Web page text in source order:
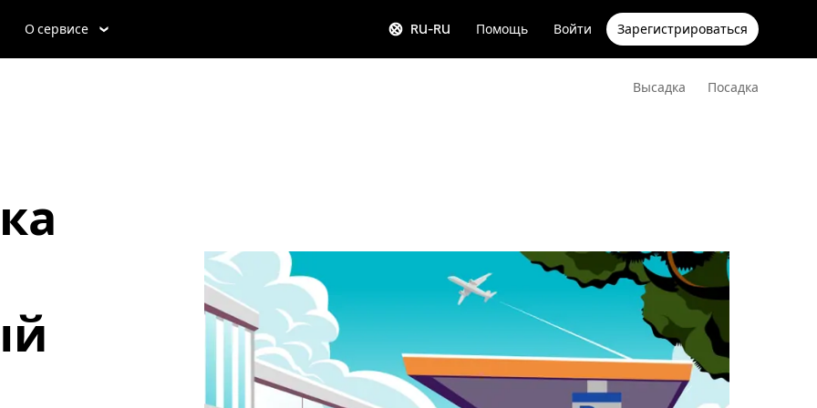
О сервисе RU-RU Помощь Войти Зарегистрироваться
Высадка Посадка